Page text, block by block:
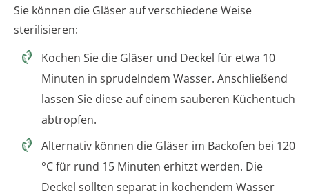
Sie können die Gläser auf verschiedene Weise
sterilisieren:
Kochen Sie die Gläser und Deckel für etwa 10
Minuten in sprudelndem Wasser. Anschließend
lassen Sie diese auf einem sauberen Küchentuch
abtropfen.
Alternativ können die Gläser im Backofen bei 120
°C für rund 15 Minuten erhitzt werden. Die
Deckel sollten separat in kochendem Wasser